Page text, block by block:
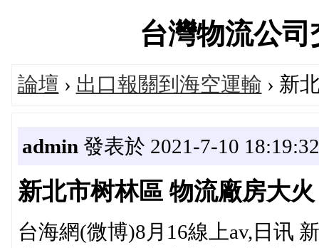
台灣物流公
論壇 › 出口報關到海空運輸 › 新
admin 發表於 2021-7-10 18:19:32
新北市树林區 物流廠房大火
台海網(微博)8月16線上av,日讯